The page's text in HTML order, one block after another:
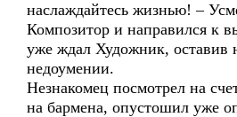
наслаждайтесь жизнью! –
Композитор и направился к
уже ждал Художник, оставив
недоумении.
Незнакомец посмотрел на
на бармена, опустошил уже